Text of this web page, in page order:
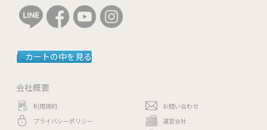
カートの中を見る
会社概要
利用規約
プライバシーポリシー
お問い合わせ
運営会社